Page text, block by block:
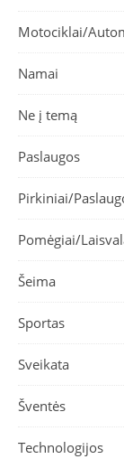
Motociklai/
Namai
Ne į temą
Paslaugos
Pirkiniai/
Pomėgiai/
Šeima
Sportas
Sveikata
Šventės
Technologijos